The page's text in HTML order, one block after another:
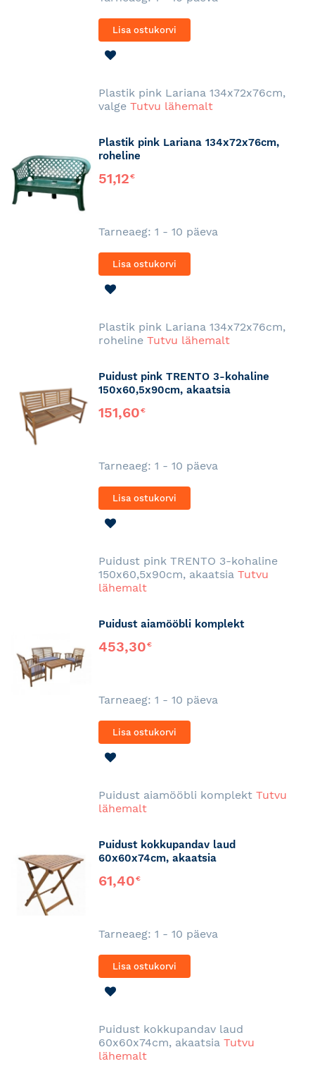
Lisa ostukorvi
Plastik pink Lariana 134x72x76cm,
valge Tutvu lähemalt
Plastik pink Lariana 134x72x76cm,
roheline
51,12€
Tarneaeg: 1 - 10 päeva
Lisa ostukorvi
Plastik pink Lariana 134x72x76cm,
roheline Tutvu lähemalt
Puidust pink TRENTO 3-kohaline
150x60,5x90cm, akaatsia
151,60€
Tarneaeg: 1 - 10 päeva
Lisa ostukorvi
Puidust pink TRENTO 3-kohaline
150x60,5x90cm, akaatsia Tutvu
lähemalt
Puidust aiamööbli komplekt
453,30€
Tarneaeg: 1 - 10 päeva
Lisa ostukorvi
Puidust aiamööbli komplekt Tutvu
lähemalt
Puidust kokkupandav laud
60x60x74cm, akaatsia
61,40€
Tarneaeg: 1 - 10 päeva
Lisa ostukorvi
Puidust kokkupandav laud
60x60x74cm, akaatsia Tutvu
lähemalt